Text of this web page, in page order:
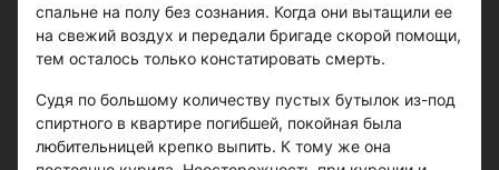
спальне на полу без сознания. Когда они вытащили ее
на свежий воздух и передали бригаде скорой помощи,
тем осталось только констатировать смерть.
Судя по большому количеству пустых бутылок из-под
спиртного в квартире погибшей, покойная была
любительницей крепко выпить. К тому же она